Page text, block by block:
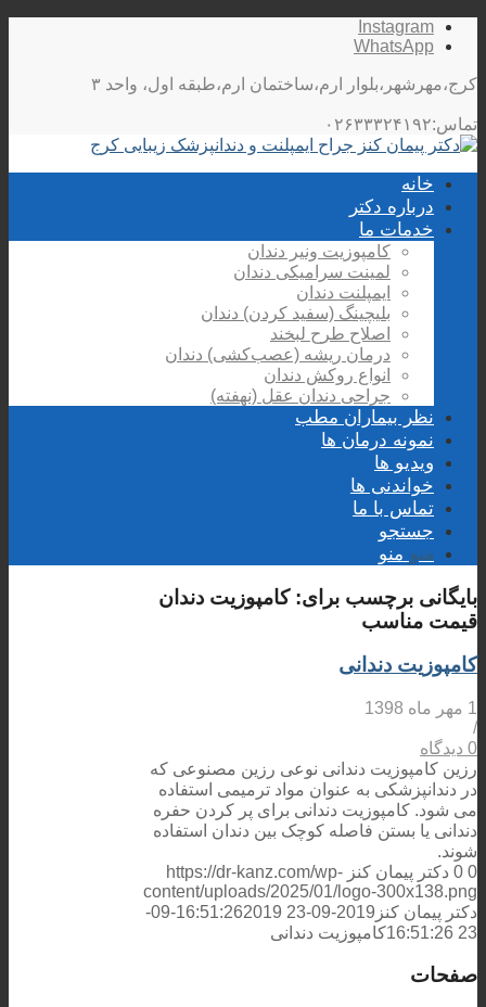
Instagram
WhatsApp
کرج،مهرشهر،بلوار ارم،ساختمان ارم،طبقه اول، واحد ۳
تماس:۰۲۶۳۳۳۲۴۱۹۲
خانه
درباره دکتر
خدمات ما
کامپوزیت ونیر دندان
لمینت سرامیکی دندان
ایمپلنت دندان
بلیچینگ (سفید کردن) دندان
اصلاح طرح لبخند
درمان ریشه (عصب‌کشی) دندان
انواع روکش دندان
جراحی دندان عقل (نهفته)
نظر بیماران مطب
نمونه درمان ها
ویدیو ها
خواندنی ها
تماس با ما
جستجو
منو منو
بایگانی برچسب برای:كامپوزيت دندان
قيمت مناسب
کامپوزیت دندانی
1 مهر ماه 1398
/
0 دیدگاه
رزین کامپوزیت دندانی نوعی رزین مصنوعی که
در دندانپزشکی به عنوان مواد ترمیمی استفاده
می شود. کامپوزیت دندانی برای پر کردن حفره
دندانی یا بستن فاصله کوچک بین دندان استفاده
شوند.
0
0 دکتر پیمان کنز https://dr-kanz.com/wp-
content/uploads/2025/01/logo-300x138.png
دکتر پیمان کنز 2019-09-23 16:51:26
2019-09-
23 16:51:26
کامپوزیت دندانی
صفحات